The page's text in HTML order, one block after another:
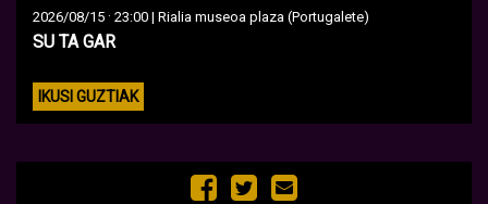
2026/08/15 · 23:00 | Rialia museoa plaza (Portugalete)
SU TA GAR
IKUSI GUZTIAK